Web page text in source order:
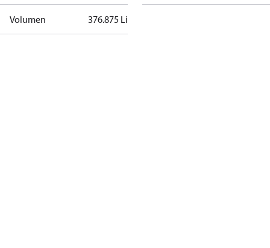
Volumen 376.875 Litro